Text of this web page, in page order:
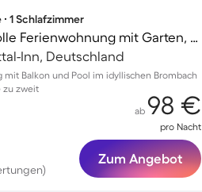
1 Schlafzimmer
Voll ausgestattete tolle Ferienwohnung mit Garten, Grill und Pool | Gartenblick
Inn, Deutschland
mit Balkon und Pool im idyllischen Brombach
zu zweit
ab 98 €
pro Nacht
Zum Angebot